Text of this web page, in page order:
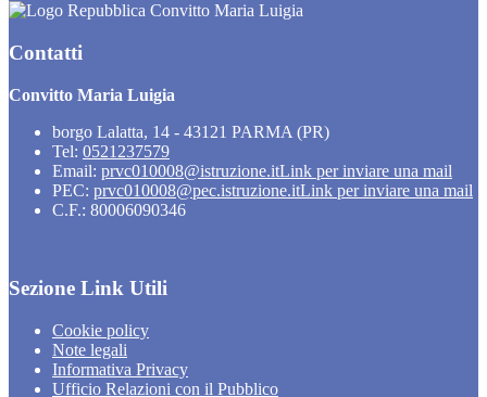
Convitto Maria Luigia
Contatti
Convitto Maria Luigia
borgo Lalatta, 14 - 43121 PARMA (PR)
Tel: 0521237579
Email: prvc010008@istruzione.itLink per inviare una mail
PEC: prvc010008@pec.istruzione.itLink per inviare una mail
C.F.: 80006090346
Sezione Link Utili
Cookie policy
Note legali
Informativa Privacy
Ufficio Relazioni con il Pubblico